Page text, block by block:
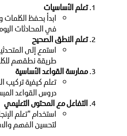
تعلم الأساسيات
ابدأ بحفظ
في المحادثات
تعلم النطق الصحيح
استمع إلى
طريقة نطقهم
ممارسة القواعد الأساسية
تعلم كيفية
دروس القواعد
التفاعل مع المحتوى التعليمي
استخدام "تعلم
لتحسين الفهم